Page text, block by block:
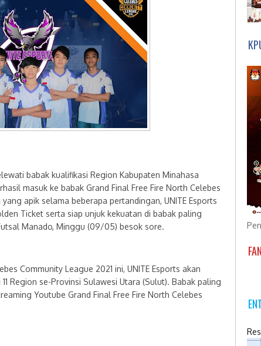
babak kualifikasi Region Kabupaten Minahasa
masuk ke babak Grand Final Free Fire North Celebes
apik selama beberapa pertandingan, UNITE Esports
Ticket serta siap unjuk kekuatan di babak paling
Manado, Minggu (09/05) besok sore.
Community League 2021 ini, UNITE Esports akan
Region se-Provinsi Sulawesi Utara (Sulut). Babak paling
Youtube Grand Final Free Fire North Celebes